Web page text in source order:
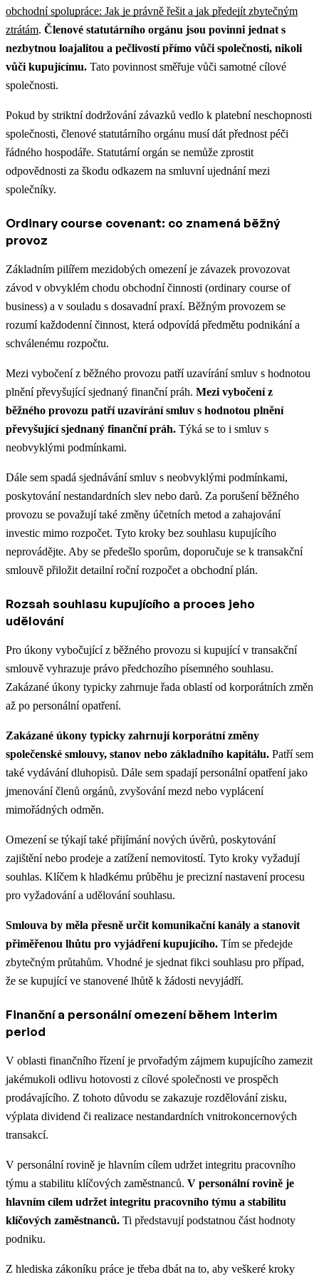
obchodní spolupráce: Jak je právně řešit a jak předejít zbytečným
ztrátám. Členové statutárního orgánu jsou povinni jednat s
nezbytnou loajalitou a pečlivostí přímo vůči společnosti, nikoli
vůči kupujícímu. Tato povinnost směřuje vůči samotné cílové
společnosti.
Pokud by striktní dodržování závazků vedlo k platební neschopnosti
společnosti, členové statutárního orgánu musí dát přednost péči
řádného hospodáře. Statutární orgán se nemůže zprostit
odpovědnosti za škodu odkazem na smluvní ujednání mezi
společníky.
Ordinary course covenant: co znamená běžný
provoz
Základním pilířem mezidobých omezení je závazek provozovat
závod v obvyklém chodu obchodní činnosti (ordinary course of
business) a v souladu s dosavadní praxí. Běžným provozem se
rozumí každodenní činnost, která odpovídá předmětu podnikání a
schválenému rozpočtu.
Mezi vybočení z běžného provozu patří uzavírání smluv s hodnotou
plnění převyšující sjednaný finanční práh. Mezi vybočení z
běžného provozu patří uzavírání smluv s hodnotou plnění
převyšující sjednaný finanční práh. Týká se to i smluv s
neobvyklými podmínkami.
Dále sem spadá sjednávání smluv s neobvyklými podmínkami,
poskytování nestandardních slev nebo darů. Za porušení běžného
provozu se považují také změny účetních metod a zahajování
investic mimo rozpočet. Tyto kroky bez souhlasu kupujícího
neprovádějte. Aby se předešlo sporům, doporučuje se k transakční
smlouvě přiložit detailní roční rozpočet a obchodní plán.
Rozsah souhlasu kupujícího a proces jeho
udělování
Pro úkony vybočující z běžného provozu si kupující v transakční
smlouvě vyhrazuje právo předchozího písemného souhlasu.
Zakázané úkony typicky zahrnuje řada oblastí od korporátních změn
až po personální opatření.
Zakázané úkony typicky zahrnují korporátní změny
společenské smlouvy, stanov nebo základního kapitálu. Patří sem
také vydávání dluhopisů. Dále sem spadají personální opatření jako
jmenování členů orgánů, zvyšování mezd nebo vyplácení
mimořádných odměn.
Omezení se týkají také přijímání nových úvěrů, poskytování
zajištění nebo prodeje a zatížení nemovitostí. Tyto kroky vyžadují
souhlas. Klíčem k hladkému průběhu je precizní nastavení procesu
pro vyžadování a udělování souhlasu.
Smlouva by měla přesně určit komunikační kanály a stanovit
přiměřenou lhůtu pro vyjádření kupujícího. Tím se předejde
zbytečným průtahům. Vhodné je sjednat fikci souhlasu pro případ,
že se kupující ve stanovené lhůtě k žádosti nevyjádří.
Finanční a personální omezení během interim
period
V oblasti finančního řízení je prvořadým zájmem kupujícího zamezit
jakémukoli odlivu hotovosti z cílové společnosti ve prospěch
prodávajícího. Z tohoto důvodu se zakazuje rozdělování zisku,
výplata dividend či realizace nestandardních vnitrokoncernových
transakcí.
V personální rovině je hlavním cílem udržet integritu pracovního
týmu a stabilitu klíčových zaměstnanců. V personální rovině je
hlavním cílem udržet integritu pracovního týmu a stabilitu
klíčových zaměstnanců. Ti představují podstatnou část hodnoty
podniku.
Z hlediska zákoníku práce je třeba dbát na to, aby veškeré kroky